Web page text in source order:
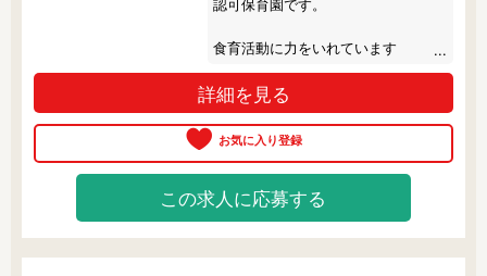
認可保育園です。
食育活動に力をいれています
栄養バランスの取れたオリジナルの
給食を提供しています。
トウモロコシの皮むきやスイカ割
り、クリスマスになればケーキの飾
の興味を引き出します。
英語も身近な存在に
外国人講師を毎週招き、遊びの中で
詳細を見る
この求人に応募する